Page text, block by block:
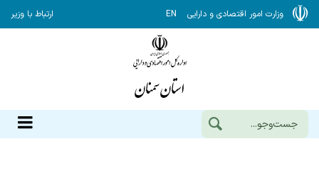
وزارت امور اقتصادی و دارایی EN ارتباط با وزیر